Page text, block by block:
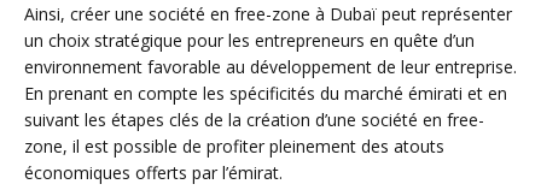
Ainsi, créer une société en free-zone à Dubaï peut représenter
un choix stratégique pour les entrepreneurs en quête d’un
environnement favorable au développement de leur entreprise.
En prenant en compte les spécificités du marché émirati et en
suivant les étapes clés de la création d’une société en free-
zone, il est possible de profiter pleinement des atouts
économiques offerts par l’émirat.